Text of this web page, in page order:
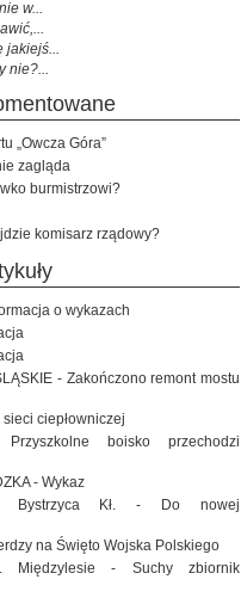
w...
jakiejś...
nie?...
„Owcza Góra”
zagląda
burmistrzowi?
komisarz rządowy?
o wykazach
- Zakończono remont mostu
ciepłowniczej
Przyszkolne boisko przechodzi
- Wykaz
Bystrzyca Kł. - Do nowej
na Święto Wojska Polskiego
Międzylesie - Suchy zbiornik